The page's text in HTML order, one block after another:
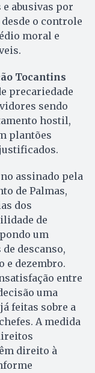
abusivas por
o controle
moral e
Tocantins
precariedade
sendo
hostil,
plantões
assinado pela
de Palmas,
dos
de
um
descanso,
e dezembro.
entre
uma
feitas sobre a
A medida
direito à